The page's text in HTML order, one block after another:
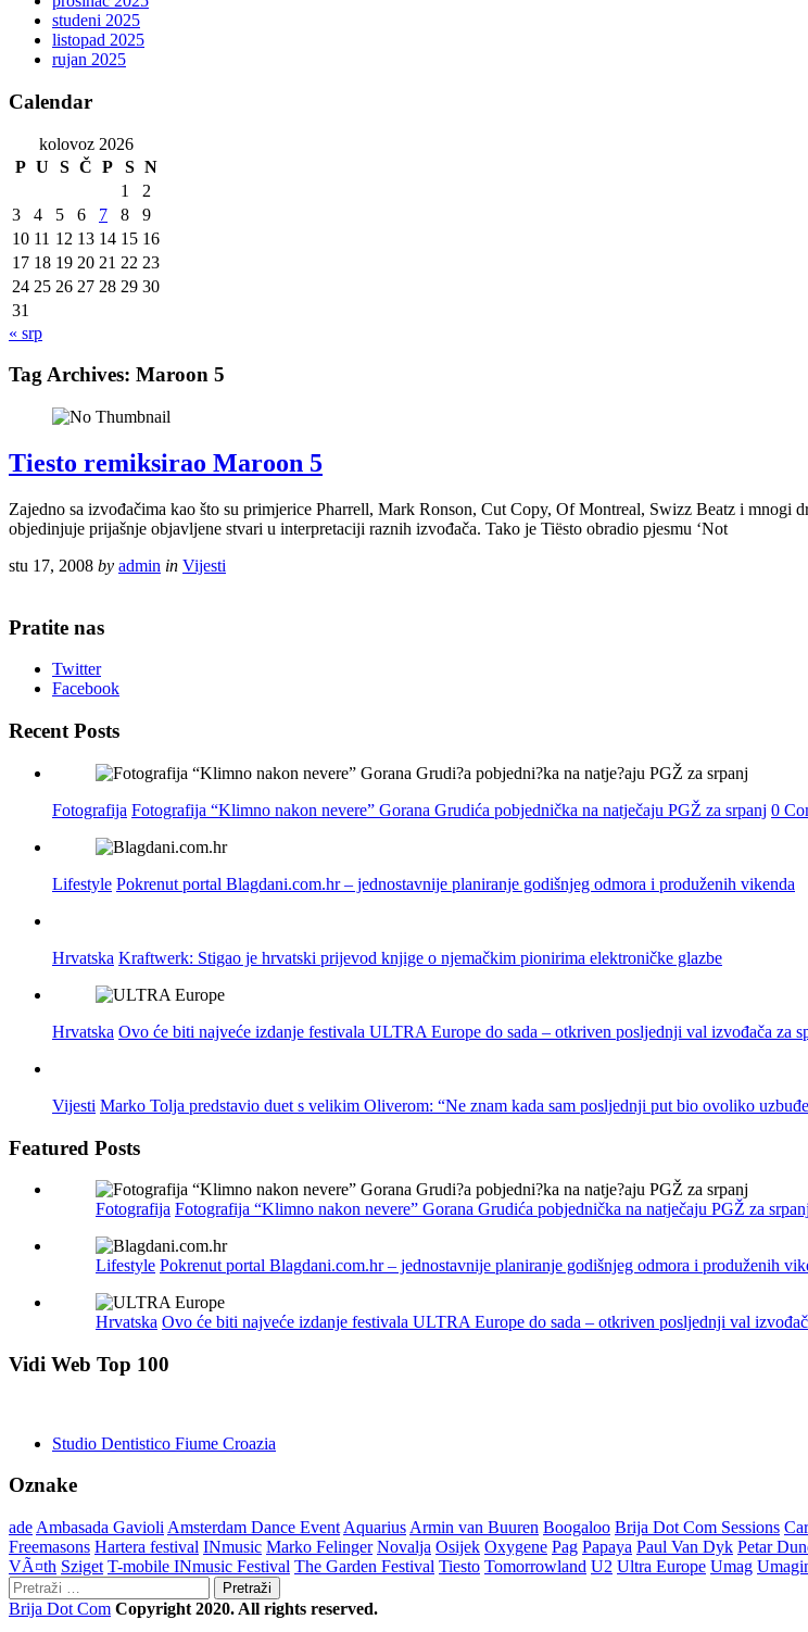
studeni 2025
listopad 2025
rujan 2025
Calendar
kolovoz 2026
P U S Č P S N
1
2
3
4 5 6 7 8
9
10 11 12 13 14 15 16
17 18 19 20 21 22 23
24 25 26 27 28 29 30
31
« srp
Tag Archives: Maroon 5
Tiesto remiksirao Maroon 5
Zajedno sa izvođačima kao što su primjerice Pharrell, Mark Ronson, Cut Copy, Of Montreal, Swizz Beatz i mnogi
objedinjuje prijašnje objavljene stvari u interpretaciji raznih izvođača. Tako je Tiësto obradio pjesmu ‘Not
stu 17, 2008 by admin in Vijesti
Pratite nas
Twitter
Facebook
Recent Posts
Fotografija Fotografija “Klimno nakon nevere” Gorana Grudića pobjednička na natječaju PGŽ za srpanj 0
Lifestyle Pokrenut portal Blagdani.com.hr – jednostavnije planiranje godišnjeg odmora i produženih vikenda
Hrvatska Kraftwerk: Stigao je hrvatski prijevod knjige o njemačkim pionirima elektroničke glazbe
Hrvatska Ovo će biti najveće izdanje festivala ULTRA Europe do sada – otkriven posljednji val izvođača za
Vijesti Marko Tolja predstavio duet s velikim Oliverom: “Ne znam kada sam posljednji put bio ovoliko
Featured Posts
Fotografija Fotografija “Klimno nakon nevere” Gorana Grudića pobjednička na natječaju PGŽ za srpanj
Lifestyle Pokrenut portal Blagdani.com.hr – jednostavnije planiranje godišnjeg odmora i produženih
Hrvatska Ovo će biti najveće izdanje festivala ULTRA Europe do sada – otkriven posljednji val
Vidi Web Top 100
Studio Dentistico Fiume Croazia
Oznake
ade Ambasada Gavioli Amsterdam Dance Event Aquarius Armin van Buuren Boogaloo Brija Dot Com Sessions
Freemasons Hartera festival INmusic Marko Felinger Novalja Osijek Oxygene Pag Papaya Paul Van Dyk Petar
VÃ¤th Sziget T-mobile INmusic Festival The Garden Festival Tiesto Tomorrowland U2 Ultra Europe Umag
Pretraži:
Brija Dot Com Copyright 2020. All rights reserved.